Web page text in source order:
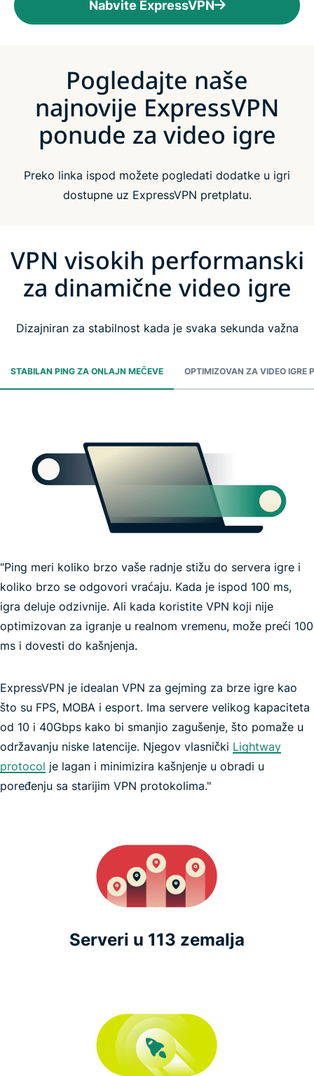
Nabvite ExpressVPN
Pogledajte naše
najnovije ExpressVPN
ponude za video igre
Preko linka ispod možete pogledati dodatke u igri
dostupne uz ExpressVPN pretplatu.
VPN visokih performanski
za dinamične video igre
Dizajniran za stabilnost kada je svaka sekunda važna
STABILAN PING ZA ONLAJN MEČEVE OPTIMIZOVAN ZA VIDEO IGRE
"Ping meri koliko brzo vaše radnje stižu do servera igre i
koliko brzo se odgovori vraćaju. Kada je ispod 100 ms,
igra deluje odzivnije. Ali kada koristite VPN koji nije
optimizovan za igranje u realnom vremenu, može preći 100
ms i dovesti do kašnjenja.
ExpressVPN je idealan VPN za gejming za brze igre kao
što su FPS, MOBA i esport. Ima servere velikog kapaciteta
od 10 i 40Gbps kako bi smanjio zagušenje, što pomaže u
održavanju niske latencije. Njegov vlasnički Lightway
protocol je lagan i minimizira kašnjenje u obradi u
poređenju sa starijim VPN protokolima."
najbržu
VPN
Pokémon GO
Serveri u 113 zemalja